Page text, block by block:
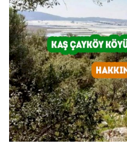
HABERLER
AKTİVİTELER
KÖŞE
YAZILARI
KAŞ
GEZİ
REHBERİ